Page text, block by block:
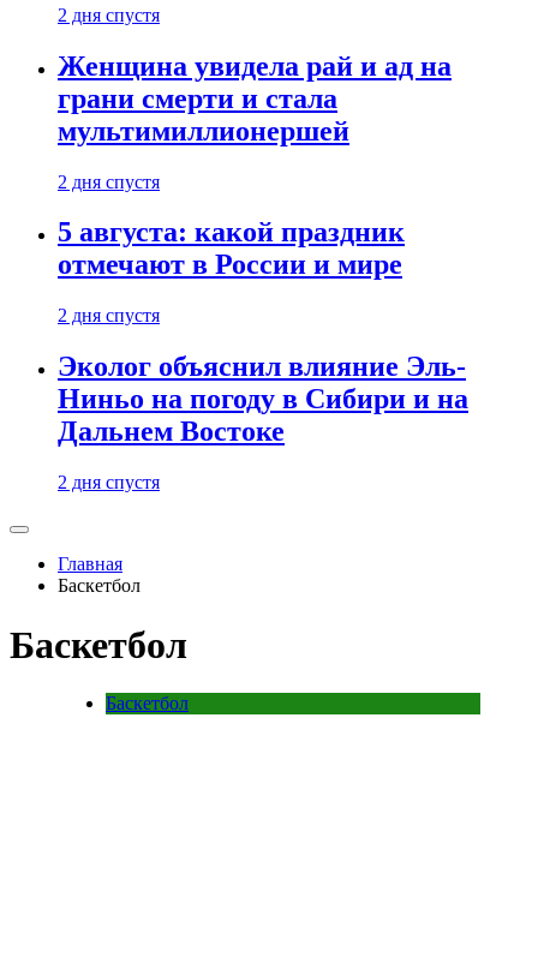
2 дня спустя
Женщина увидела рай и ад на
грани смерти и стала
мультимиллионершей
2 дня спустя
5 августа: какой праздник
отмечают в России и мире
2 дня спустя
Эколог объяснил влияние Эль-
Ниньо на погоду в Сибири и на
Дальнем Востоке
2 дня спустя
Главная
Баскетбол
Баскетбол
Баскетбол